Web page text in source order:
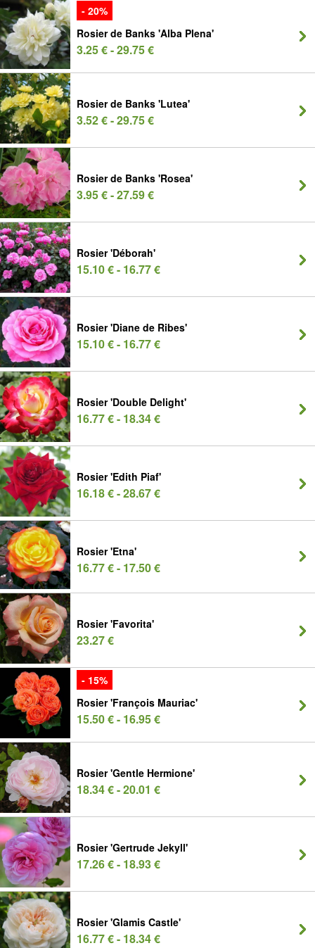
- 20%
Rosier de Banks 'Alba Plena'
3.25 € - 29.75 €
Rosier de Banks 'Lutea'
3.52 € - 29.75 €
Rosier de Banks 'Rosea'
3.95 € - 27.59 €
Rosier 'Déborah'
15.10 € - 16.77 €
Rosier 'Diane de Ribes'
15.10 € - 16.77 €
Rosier 'Double Delight'
16.77 € - 18.34 €
Rosier 'Edith Piaf'
16.18 € - 28.67 €
Rosier 'Etna'
16.77 € - 17.50 €
Rosier 'Favorita'
23.27 €
- 15%
Rosier 'François Mauriac'
15.50 € - 16.95 €
Rosier 'Gentle Hermione'
18.34 € - 20.01 €
Rosier 'Gertrude Jekyll'
17.26 € - 18.93 €
Rosier 'Glamis Castle'
16.77 € - 18.34 €